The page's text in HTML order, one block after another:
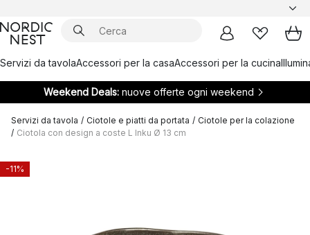
Servizi da tavolaAccessori per la casaAccessori per la cucina
Weekend Deals: nuove offerte ogni weekend
Servizi da tavola / Ciotole e piatti da portata / Ciotole per la colazione
/ Ciotola con design a coste L Inku Ø 13 cm
-11%